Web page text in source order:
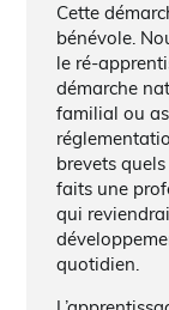
Cette
bénévole.
le ré-
démarche
familial ou
brevets
faits une
qui
quotidien.